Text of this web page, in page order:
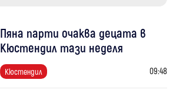
Пяна парти очаква децата в
Кюстендил тази неделя
Кюстендил 09:48